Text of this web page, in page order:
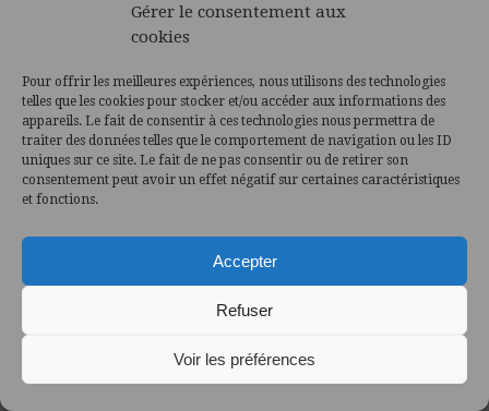
Gérer le consentement aux
cookies
Pour offrir les meilleures expériences, nous utilisons des technologies
telles que les cookies pour stocker et/ou accéder aux informations des
appareils. Le fait de consentir à ces technologies nous permettra de
traiter des données telles que le comportement de navigation ou les ID
uniques sur ce site. Le fait de ne pas consentir ou de retirer son
consentement peut avoir un effet négatif sur certaines caractéristiques
et fonctions.
Accepter
Refuser
Voir les préférences